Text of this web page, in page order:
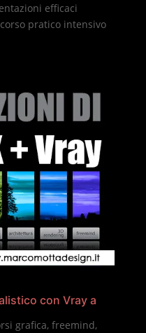
efficaci
pratico intensivo
con Vray a
grafica, freemind,